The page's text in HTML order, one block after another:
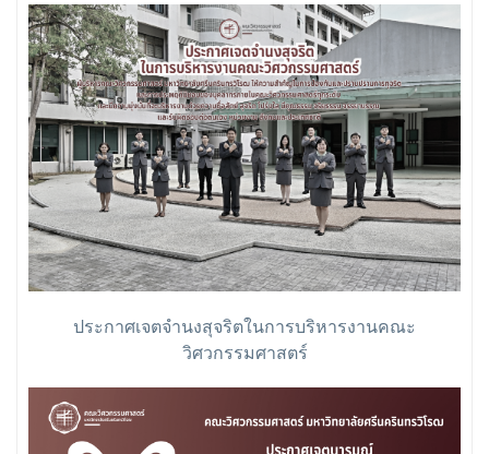
ประกาศเจตจำนงสุจริตในการบริหารงานคณะ
วิศวกรรมศาสตร์